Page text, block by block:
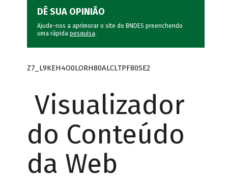
DÊ SUA OPINIÃO
Ajude-nos a aprimorar o site do BNDES preenchendo
uma rápida pesquisa.
Z7_L9KEH4O0LORH80ALCLTPF80SE2
Visualizador
do Conteúdo
da Web